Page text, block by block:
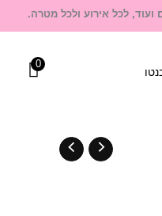
ועוד, לכל אירוע ולכל מטרה.
0